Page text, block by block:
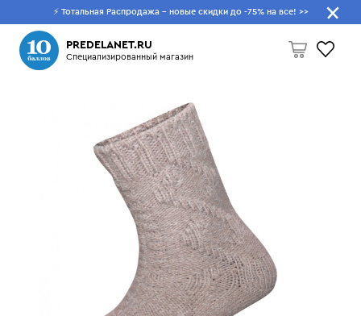
⚡ Тотальная Распродажа - новые скидки до -75% на все! >>
PREDELANET.RU
Специализированный магазин
Что будем искать?